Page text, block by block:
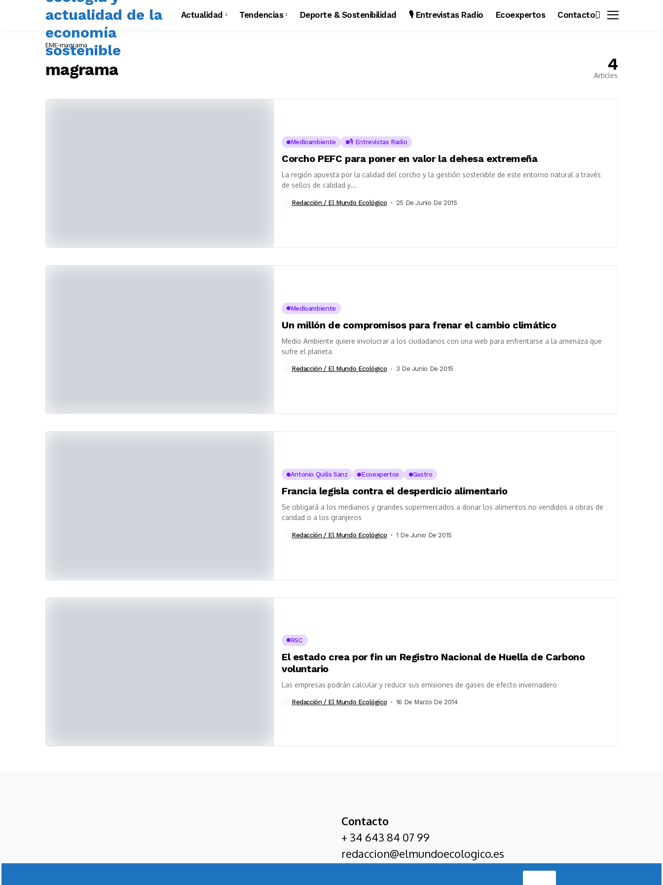
Actualidad Tendencias Deporte & Sostenibilidad 🎙️ Entrevistas Radio Ecoexpertos Contacto
EME magrama
magrama 4
Articles
Medioambiente 🎙️ Entrevistas Radio
Corcho PEFC para poner en valor la dehesa extremeña
La región apuesta por la calidad del corcho y la gestión sostenible de este entorno natural a través
de sellos de calidad y...
Redacción / El Mundo Ecológico 25 De Junio De 2015
Medioambiente
Un millón de compromisos para frenar el cambio climático
Medio Ambiente quiere involucrar a los ciudadanos con una web para enfrentarse a la amenaza que
sufre el planeta
Redacción / El Mundo Ecológico 3 De Junio De 2015
Antonio Quilis Sanz Ecoexpertos Gastro
Francia legisla contra el desperdicio alimentario
Se obligará a los medianos y grandes supermercados a donar los alimentos no vendidos a obras de
caridad o a los granjeros
Redacción / El Mundo Ecológico 1 De Junio De 2015
RSC
El estado crea por fin un Registro Nacional de Huella de Carbono
voluntario
Las empresas podrán calcular y reducir sus emisiones de gases de efecto invernadero
Redacción / El Mundo Ecológico 16 De Marzo De 2014
Contacto
+ 34 643 84 07 99
redaccion@elmundoecologico.es